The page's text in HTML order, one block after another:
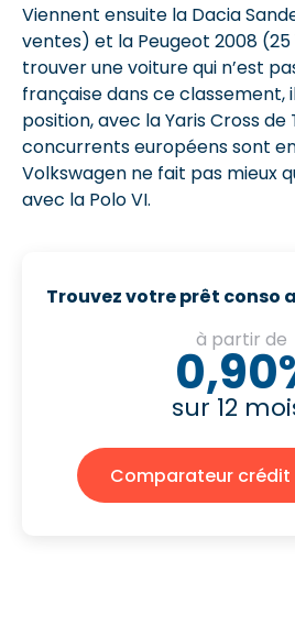
Viennent ensuite la Dacia
ventes) et la Peugeot 2008 (25
trouver une voiture qui n’est
française dans ce classement,
position, avec la Yaris Cross de
concurrents européens sont
Volkswagen ne fait pas mieux
avec la Polo VI.
Trouvez votre prêt conso
à partir de
sur 12
Comparateur crédit